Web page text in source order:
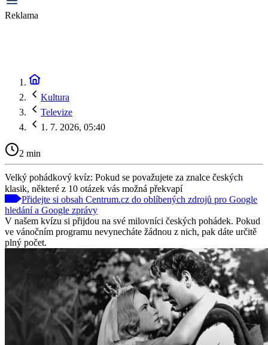
Reklama
Kultura
Televize
1. 7. 2026, 05:40
2 min
Velký pohádkový kvíz: Pokud se považujete za znalce českých
klasik, některé z 10 otázek vás možná překvapí
Přidejte si obsah Centrum.cz do oblíbených zdrojů pro Google
hledání a Google zprávy
V našem kvízu si přijdou na své milovníci českých pohádek. Pokud
ve vánočním programu nevynecháte žádnou z nich, pak dáte určitě
plný počet.